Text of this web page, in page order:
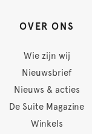
OVER ONS
Wie zijn wij
Nieuwsbrief
Nieuws & acties
De Suite Magazine
Winkels